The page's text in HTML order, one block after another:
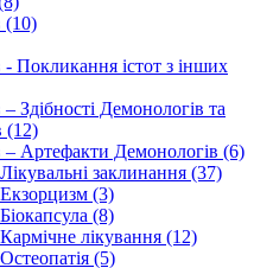
(10)
Покликання істот з інших
Здібності Демонологів та
(12)
– Артефакти Демонологів (6)
заклинання (37)
(3)
(8)
лікування (12)
(5)